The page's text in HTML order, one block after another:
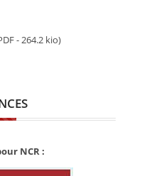
- 264.2 kio)
NCR :